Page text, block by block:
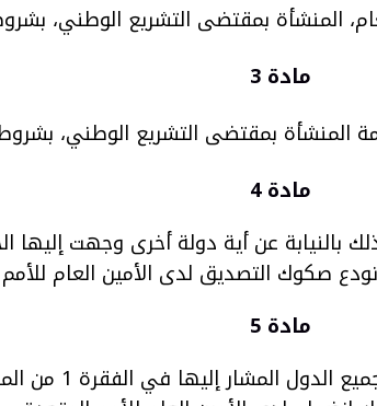
المنشأة بمقتضى التشريع الوطني،
مادة 3
المنشأة بمقتضى التشريع الوطني،
مادة 4
بالنيابة عن أية دولة أخرى وجهت
صكوك التصديق لدى الأمين العام
مادة 5
إليها في الفقرة 1 من المادة الرابعة.